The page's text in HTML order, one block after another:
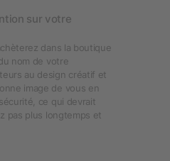
sur votre
dans la boutique
nom de votre
au design créatif et
image de vous en
ce qui devrait
pas plus longtemps et